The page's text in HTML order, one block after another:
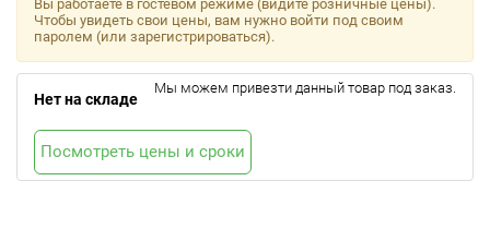
Вы работаете в гостевом режиме (видите розничные цены).
Чтобы увидеть свои цены, вам нужно войти под своим
паролем (или зарегистрироваться).
Нет на складе
Мы можем привезти данный товар под заказ.
Посмотреть цены и сроки